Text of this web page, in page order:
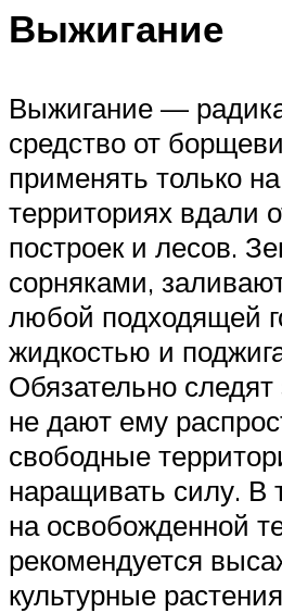
Выжигание
Выжигание —
средство от
применять только
территориях вдали
построек и лесов.
сорняками,
любой подходящей
жидкостью и
Обязательно
не дают ему
свободные
наращивать силу. В
на освобожденной
рекомендуется
культурные